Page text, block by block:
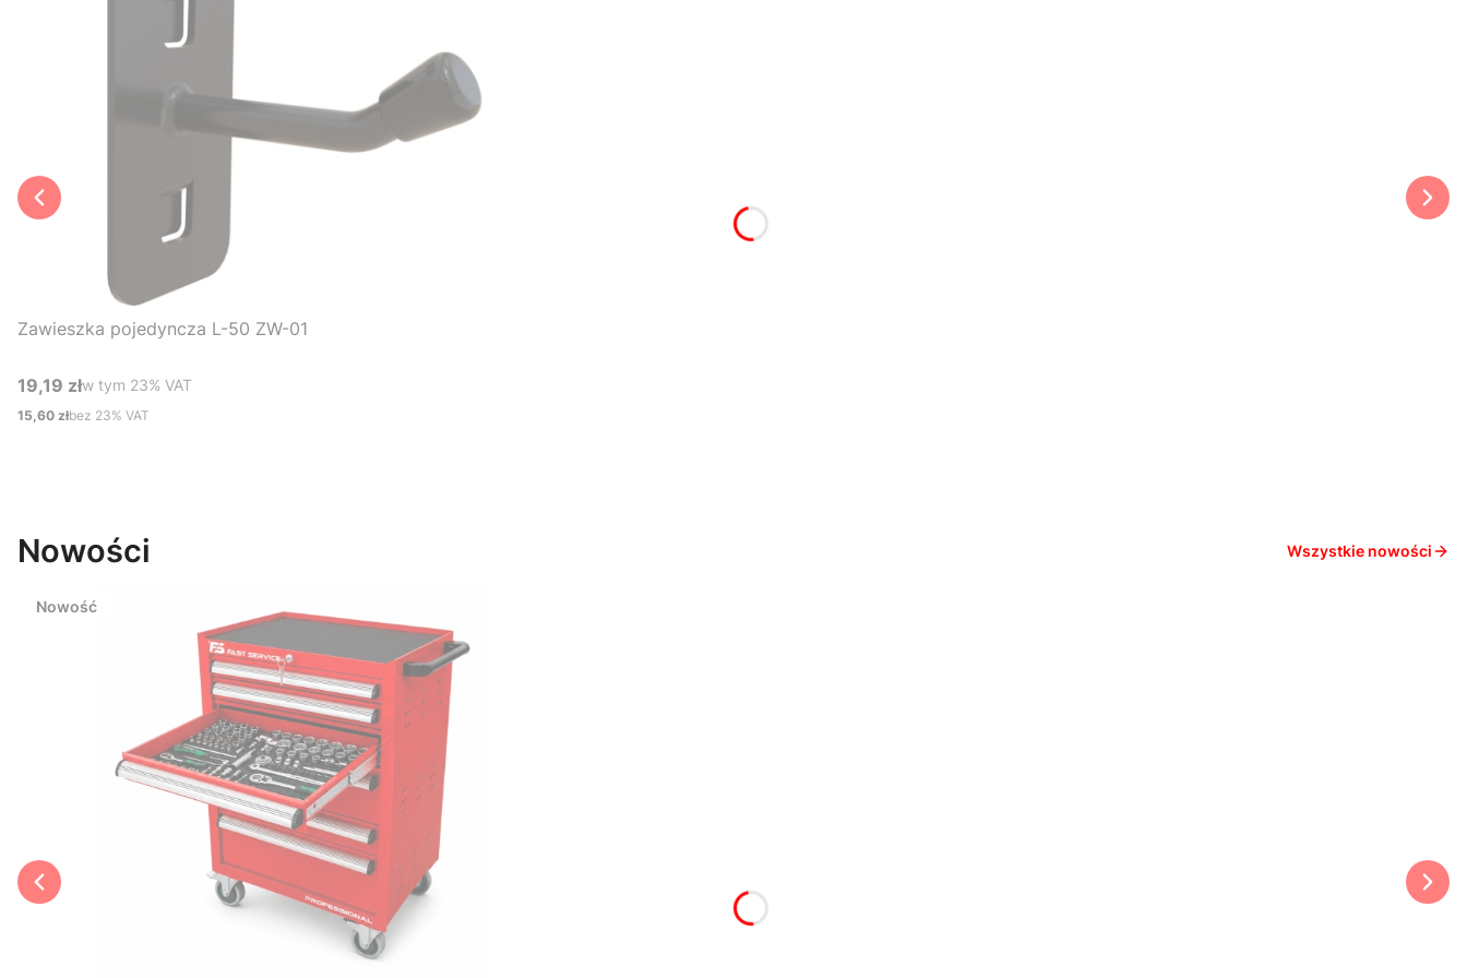
Zawieszka pojedyncza L-50 ZW-01
Cena brutto
19,19 złw tym %s VAT
w tym 23% VAT
Cena netto
15,60 złbez 23% VAT
Nowości Wszystkie nowości
Nowość